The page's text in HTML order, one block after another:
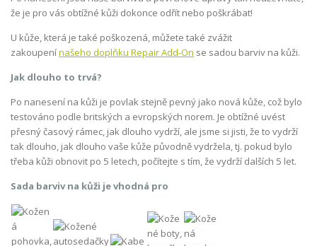
že je pro vás obtížné kůži dokonce odřít nebo poškrábat!
U kůže, která je také poškozená, můžete také zvážit
zakoupenínašeho doplňku Repair Add-On se sadou barviv na kůži.
Jak dlouho to trvá?
Po nanesení na kůži je povlak stejně pevný jako nová kůže, což bylo
testováno podle britských a evropských norem. Je obtížné uvést
přesný časový rámec, jak dlouho vydrží, ale jsme si jisti, že to vydrží
tak dlouho, jak dlouho vaše kůže původně vydržela, tj. pokud bylo
třeba kůži obnovit po 5 letech, počítejte s tím, že vydrží dalších 5 let.
Sada barviv na kůži je vhodná pro